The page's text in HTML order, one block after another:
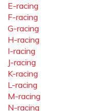
E-racing
F-racing
G-racing
H-racing
I-racing
J-racing
K-racing
L-racing
M-racing
N-racing